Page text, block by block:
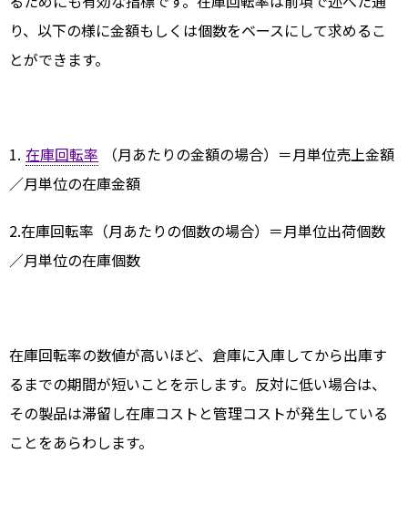
り、以下の様に金額もしくは個数をベースにして求めるこ
とができます。
1. 在庫回転率
（月あたりの金額の場合）＝月単位売上金額
／月単位の在庫金額
2.在庫回転率（月あたりの個数の場合）＝月単位出荷個数
／月単位の在庫個数
在庫回転率の数値が高いほど、倉庫に入庫してから出庫す
るまでの期間が短いことを示します。反対に低い場合は、
その製品は滞留し在庫コストと管理コストが発生している
ことをあらわします。